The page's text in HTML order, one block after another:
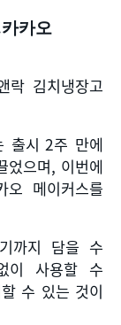
카카오
락 김치냉장고
출시 2주 만에
었으며, 이번에
오 메이커스를
까지 담을 수
이 사용할 수
수 있는 것이